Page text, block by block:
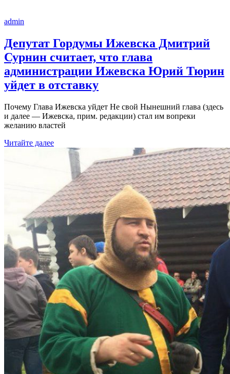
admin
Депутат Гордумы Ижевска Дмитрий
Сурнин считает, что глава
администрации Ижевска Юрий Тюрин
уйдет в отставку
Почему Глава Ижевска уйдет Не свой Нынешний глава (здесь
и далее — Ижевска, прим. редакции) стал им вопреки
желанию властей
Читайте далее